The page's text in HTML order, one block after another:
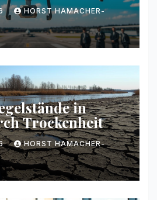
HORST HAMACHER-
in
Trockenheit
HORST HAMACHER-